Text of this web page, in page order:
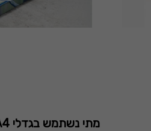
מתי נשתמש בגדלי A3 ,A4 ו A5 בהדפסות?